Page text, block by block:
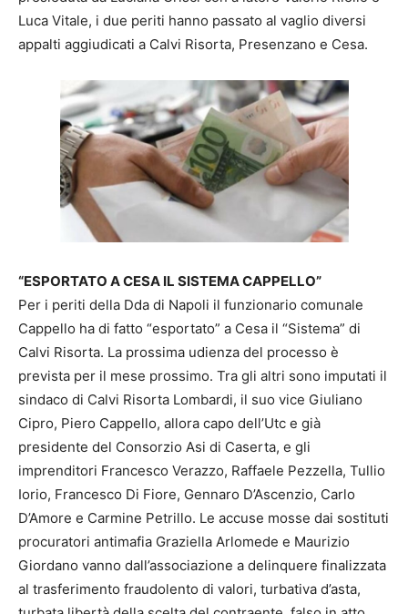
Luca Vitale, i due periti hanno passato al vaglio diversi
appalti aggiudicati a Calvi Risorta, Presenzano e Cesa.
“ESPORTATO A CESA IL SISTEMA CAPPELLO”
Per i periti della Dda di Napoli il funzionario comunale
Cappello ha di fatto “esportato” a Cesa il “Sistema” di
Calvi Risorta. La prossima udienza del processo è
prevista per il mese prossimo. Tra gli altri sono imputati il
sindaco di Calvi Risorta Lombardi, il suo vice Giuliano
Cipro, Piero Cappello, allora capo dell’Utc e già
presidente del Consorzio Asi di Caserta, e gli
imprenditori Francesco Verazzo, Raffaele Pezzella, Tullio
Iorio, Francesco Di Fiore, Gennaro D’Ascenzio, Carlo
D’Amore e Carmine Petrillo. Le accuse mosse dai sostituti
procuratori antimafia Graziella Arlomede e Maurizio
Giordano vanno dall’associazione a delinquere finalizzata
al trasferimento fraudolento di valori, turbativa d’asta,